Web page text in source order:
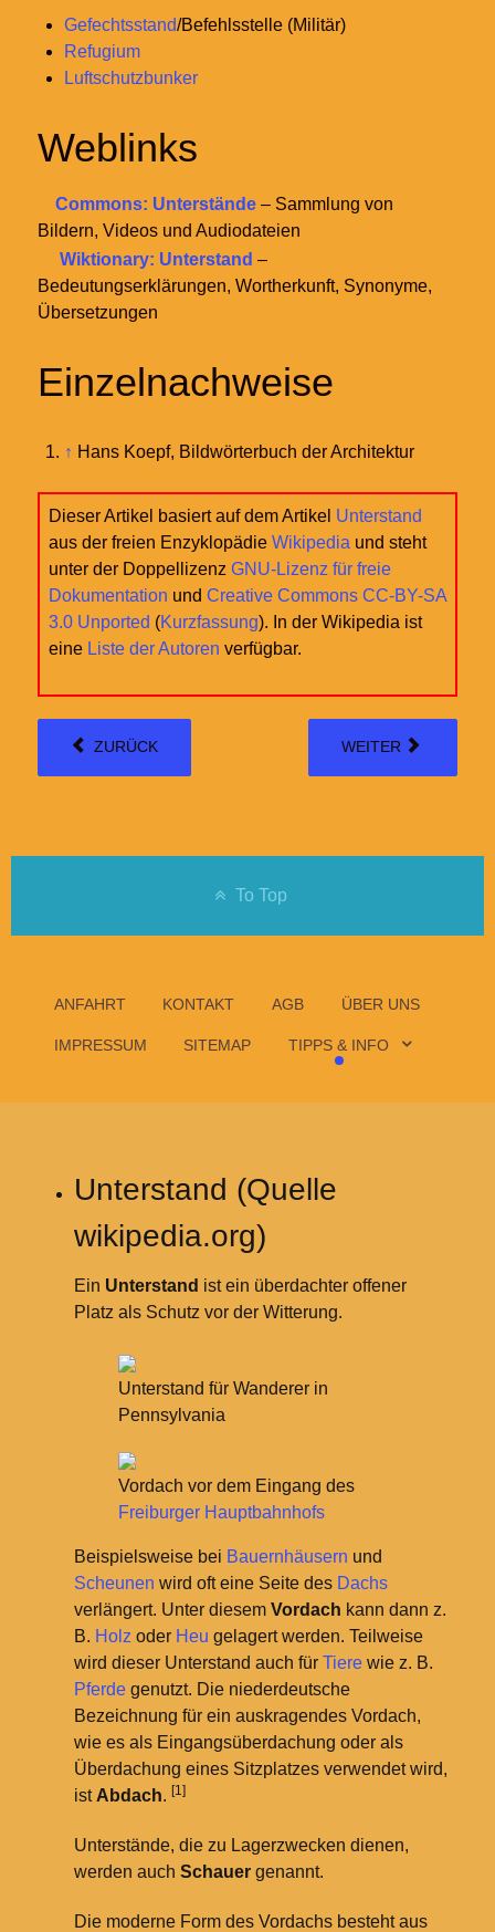
Gefechtsstand/Befehlsstelle (Militär)
Refugium
Luftschutzbunker
Weblinks
Commons: Unterstände – Sammlung von
Bildern, Videos und Audiodateien
Wiktionary: Unterstand –
Bedeutungserklärungen, Wortherkunft, Synonyme,
Übersetzungen
Einzelnachweise
↑ Hans Koepf, Bildwörterbuch der Architektur
Dieser Artikel basiert auf dem Artikel Unterstand
aus der freien Enzyklopädie Wikipedia und steht
unter der Doppellizenz GNU-Lizenz für freie
Dokumentation und Creative Commons CC-BY-SA
3.0 Unported (Kurzfassung). In der Wikipedia ist
eine Liste der Autoren verfügbar.
ZURÜCK WEITER
To Top
ANFAHRT KONTAKT AGB ÜBER UNS
IMPRESSUM SITEMAP TIPPS & INFO
Unterstand (Quelle
wikipedia.org)
Ein Unterstand ist ein überdachter offener
Platz als Schutz vor der Witterung.
Unterstand für Wanderer in
Pennsylvania
Vordach vor dem Eingang des
Freiburger Hauptbahnhofs
Beispielsweise bei Bauernhäusern und
Scheunen wird oft eine Seite des Dachs
verlängert. Unter diesem Vordach kann dann z.
B. Holz oder Heu gelagert werden. Teilweise
wird dieser Unterstand auch für Tierewie z. B.
Pferdegenutzt. Die niederdeutsche
Bezeichnung für ein auskragendes Vordach,
wie es als Eingangsüberdachung oder als
Überdachung eines Sitzplatzes verwendet wird,
ist Abdach. [1]
Unterstände, die zu Lagerzwecken dienen,
werden auch Schauergenannt.
Die moderne Form des Vordachs besteht aus